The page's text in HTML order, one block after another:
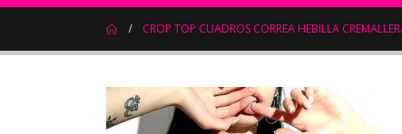
CROP TOP CUADROS CORREA HEBILLA